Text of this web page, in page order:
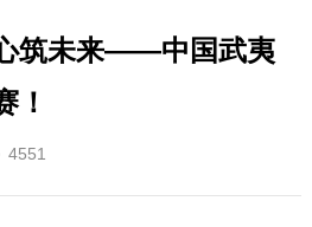
筑未来——中国武夷
！
4551